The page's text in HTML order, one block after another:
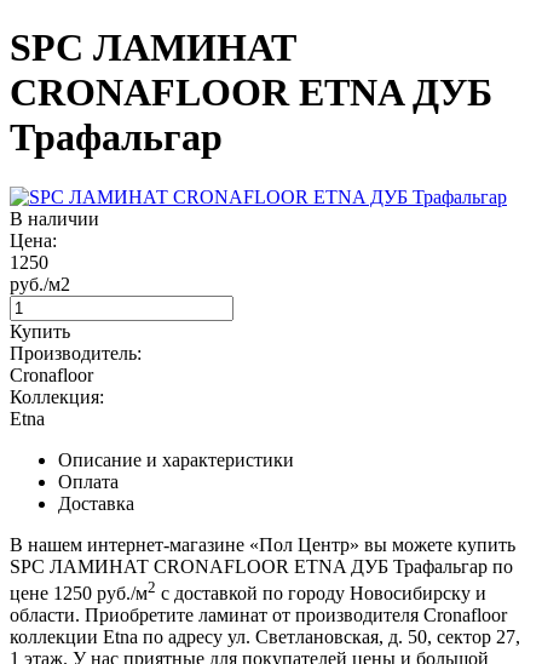
SPC ЛАМИНАТ
CRONAFLOOR ETNA ДУБ
Трафальгар
В наличии
Цена:
1250
руб./м2
Купить
Производитель:
Cronafloor
Коллекция:
Etna
Описание и характеристики
Оплата
Доставка
В нашем интернет-магазине «Пол Центр» вы можете купить
SPC ЛАМИНАТ CRONAFLOOR ETNA ДУБ Трафальгар по
цене 1250 руб./м2 с доставкой по городу Новосибирску и
области. Приобретите ламинат от производителя Cronafloor
коллекции Etna по адресу ул. Светлановская, д. 50, сектор 27,
1 этаж. У нас приятные для покупателей цены и большой